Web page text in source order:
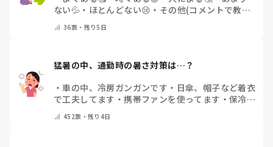
ない💦 ・ ほとんどない😢 ・ その他(コメントで教え
36票・ 残り5日
猛暑の中、通勤時の暑さ対策は…？
・車の中、冷房ガンガンです ・ 日傘、帽子など着衣
で工夫してます ・携帯ファンを使ってます ・ 保冷剤
ん ・その他（コメントで教えて下さい）
452票・残り4日